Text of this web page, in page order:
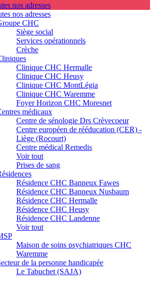
nos adresses
nos adresses
CHC
Siège social
Services opérationnels
Crèche
Clinique CHC Hermalle
Clinique CHC Heusy
Clinique CHC MontLégia
Clinique CHC Waremme
Foyer Horizon CHC Moresnet
médicaux
Centre de sénologie Drs Crèvecoeur
Centre européen de rééducation (CER) -
Liège (Rocourt)
Centre médical Remedis
Voir tout
Prises de sang
Résidence CHC Banneux Fawes
Résidence CHC Banneux Nusbaum
Résidence CHC Hermalle
Résidence CHC Heusy
Résidence CHC Landenne
Voir tout
Maison de soins psychiatriques CHC
Waremme
de la personne handicapée
Le Tabuchet (SAJA)